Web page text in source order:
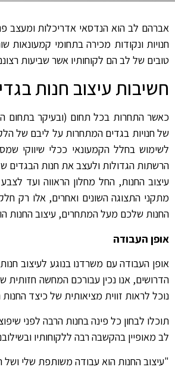
חנויות ונקודות מכירה בתחומי קמעונאות
טובים של לב הם לקוחותיו אשר שביעות
חשיבות עיצוב חנות
כאשר התחרות בכל תחום (ובעיקר בתחום
של חנויות בגדים המתחרות על ליבם של
לשימוש בחלל הקמעונאי ככלי שיווקי
הרשתות הגדולות ולעצב את חנות הבגדים
עיצוב החנות, החל מחלון הראווה ועד
מתקני התצוגה השונים ואחרים, אלו רק
החנות שלכם מעל המתחרים, עיצוב החנות
אופן העבודה
אופן העבודה עם משרדנו בנוגע לעיצוב
הדרושים, אנו נכין עבורכם המחשה
נוכל לראות זווית מציאותית של כיצד
תוכלו לבחון כל פינה בחנות הרבה לפני
לב מאופיין בהקשבה רבה ללקוחותיו
"עיצוב החנות הוא עבודה משותפת שלי